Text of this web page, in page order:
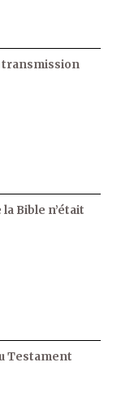
transmission
Bible n’était
Testament